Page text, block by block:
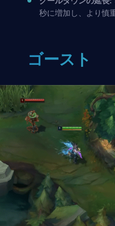
秒に増加し、より慎
ゴースト